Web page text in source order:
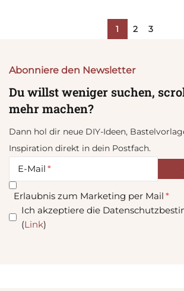
1 2 3
Abonniere den Newsletter
Du willst weniger suchen,
mehr machen?
Dann hol dir neue DIY-Ideen,
Inspiration direkt in dein Postfach.
E-Mail
Erlaubnis zum Marketing per Mail
Ich akzeptiere die
(Link)